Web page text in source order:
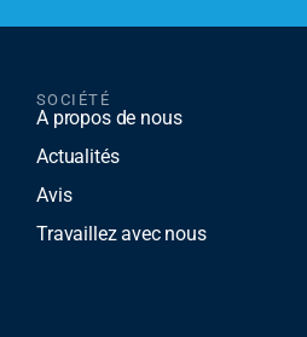
SOCIÉTÉ
A propos de nous
Actualités
Avis
Travaillez avec nous